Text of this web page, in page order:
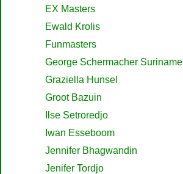
EX Masters
Ewald Krolis
Funmasters
George Schermacher Suriname
Graziella Hunsel
Groot Bazuin
Ilse Setroredjo
Iwan Esseboom
Jennifer Bhagwandin
Jenifer Tordjo